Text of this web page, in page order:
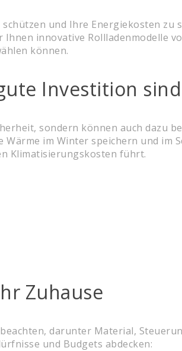
und Ihre Energiekosten zu
Ihnen innovative Rollladenmodelle
können.
Investition sind
sondern können auch dazu
im Winter speichern und im
Klimatisierungskosten führt.
Zuhause
darunter Material,
und Budgets abdecken: